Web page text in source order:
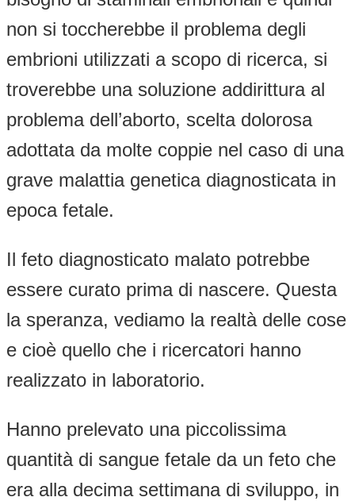
non si toccherebbe il problema degli
embrioni utilizzati a scopo di ricerca, si
troverebbe una soluzione addirittura al
problema dell’aborto, scelta dolorosa
adottata da molte coppie nel caso di una
grave malattia genetica diagnosticata in
epoca fetale.
Il feto diagnosticato malato potrebbe
essere curato prima di nascere. Questa
la speranza, vediamo la realtà delle cose
e cioè quello che i ricercatori hanno
realizzato in laboratorio.
Hanno prelevato una piccolissima
quantità di sangue fetale da un feto che
era alla decima settimana di sviluppo, in